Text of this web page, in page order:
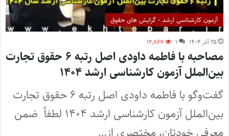
آزمون کارشناسی ارشد - گرایش های حقوق
۲۵ آذر ۱۴۰۴ ۱ ۱۲,۸۶۷
مصاحبه با فاطمه داودی اصل رتبه ۶ حقوق تجارت
بین‌الملل آزمون کارشناسی ارشد ۱۴۰۴
گفت‌وگو با فاطمه داودی اصل رتبه ۶ حقوق تجارت
بین‌الملل آزمون کارشناسی ارشد ۱۴۰۴ لطفاً ضمن